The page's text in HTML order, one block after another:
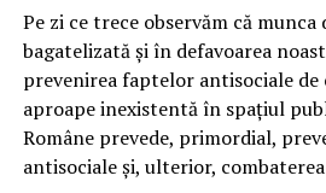
Pe zi ce trece observăm că
bagatelizată și în defavoarea
prevenirea faptelor antisociale de
aproape inexistentă în spațiul
Române prevede, primordial,
antisociale și, ulterior,